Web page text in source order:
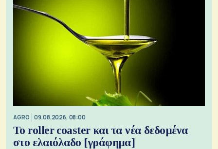
AGRO 09.08.2026, 08:00
Το roller coaster και τα νέα δεδομένα
στο ελαιόλαδο [γράφημα]